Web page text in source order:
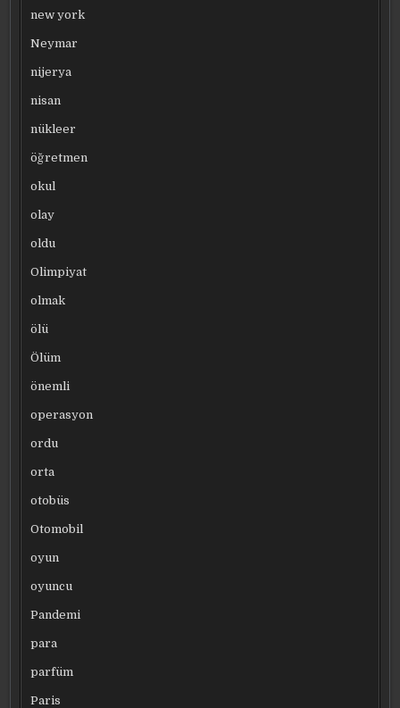
new york
Neymar
nijerya
nisan
nükleer
öğretmen
okul
olay
oldu
Olimpiyat
olmak
ölü
Ölüm
önemli
operasyon
ordu
orta
otobüs
Otomobil
oyun
oyuncu
Pandemi
para
parfüm
Paris